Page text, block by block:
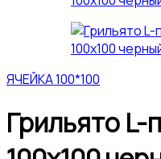
ЯЧЕЙКА 100*100
Грильято L-